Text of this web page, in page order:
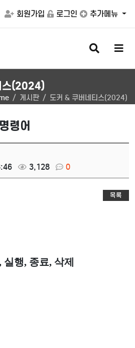
회원가입 로그인 추가메뉴
검
색
버
메
버
스(2024)
게시판 도커 & 쿠버네티스(2024)
령어
3,128 0
목록
행, 종료, 삭제